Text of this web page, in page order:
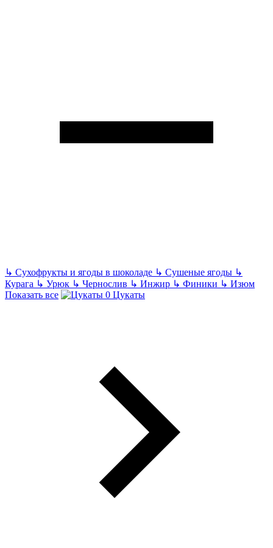
↳ Сухофрукты и ягоды в шоколаде ↳ Сушеные ягоды ↳
Курага ↳ Урюк ↳ Чернослив ↳ Инжир ↳ Финики ↳ Изюм
Показать все
Цукаты